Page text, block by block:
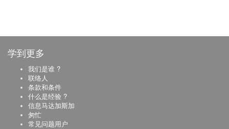
学到更多
我们是谁 ?
联络人
条款和条件
什么是经验 ?
信息马达加斯加
匆忙
常见问题用户